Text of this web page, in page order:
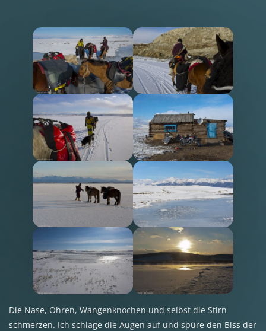
Die Nase, Ohren, Wangenknochen und selbst die Stirn
schmerzen. Ich schlage die Augen auf und spüre den Biss der